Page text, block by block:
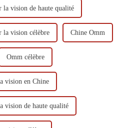
la vision de haute qualité
la vision célèbre Chine Omm
Omm célèbre
vision en Chine
vision de haute qualité